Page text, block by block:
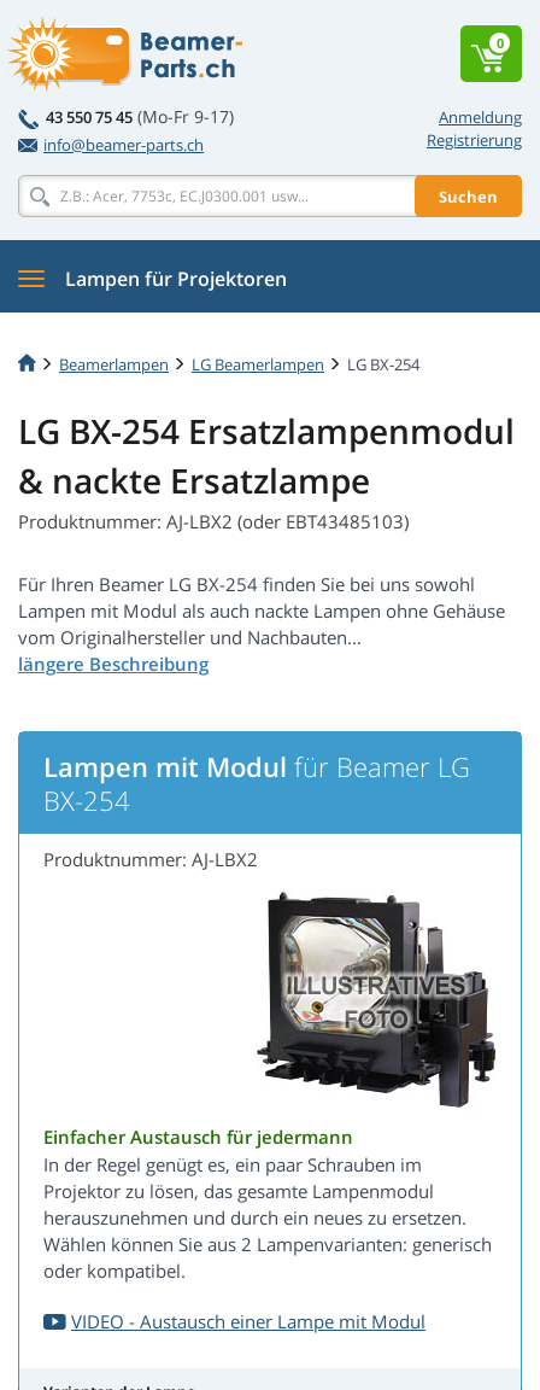
Anmeldung
Registrierung
43 550 75 45 (Mo-Fr 9-17)
info@beamer-parts.ch
Suchen
0
Lampen für Projektoren
Beamerlampen LG Beamerlampen LG BX-254
LG BX-254 Ersatzlampenmodul
& nackte Ersatzlampe
Produktnummer: AJ-LBX2 (oder EBT43485103)
Für Ihren Beamer LG BX-254 finden Sie bei uns sowohl
Lampen mit Modul als auch nackte Lampen ohne Gehäuse
vom Originalhersteller und Nachbauten...
Lampen mit Modul für Beamer LG
BX-254
Produktnummer: AJ-LBX2
Einfacher Austausch für jedermann
In der Regel genügt es, ein paar Schrauben im
Projektor zu lösen, das gesamte Lampenmodul
herauszunehmen und durch ein neues zu ersetzen.
Wählen können Sie aus 2 Lampenvarianten: generisch
oder kompatibel.
VIDEO - Austausch einer Lampe mit Modul